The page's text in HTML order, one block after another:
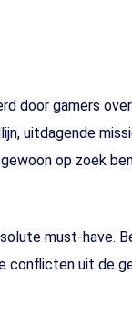
door gamers
uitdagende
op zoek
must-have.
conflicten uit de